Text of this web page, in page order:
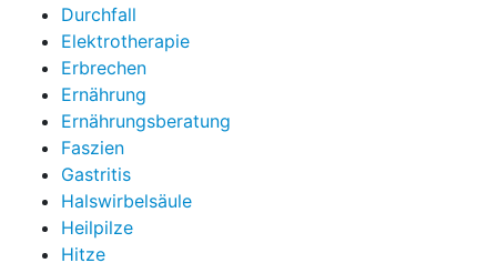
Durchfall
Elektrotherapie
Erbrechen
Ernährung
Ernährungsberatung
Faszien
Gastritis
Halswirbelsäule
Heilpilze
Hitze